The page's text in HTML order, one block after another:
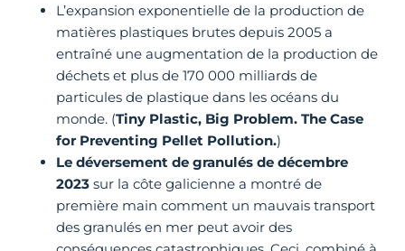
L’expansion exponentielle de la production de
matières plastiques brutes depuis 2005 a
entraîné une augmentation de la production de
déchets et plus de 170 000 milliards de
particules de plastique dans les océans du
monde. (Tiny Plastic, Big Problem. The Case
for Preventing Pellet Pollution.)
Le déversement de granulés de décembre
2023 sur la côte galicienne a montré de
première main comment un mauvais transport
des granulés en mer peut avoir des